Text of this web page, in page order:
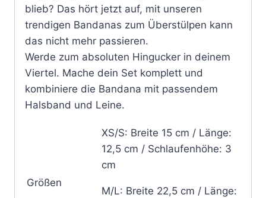
blieb? Das hört jetzt auf, mit unseren
trendigen Bandanas zum Überstülpen kann
das nicht mehr passieren.
Werde zum absoluten Hingucker in deinem
Viertel. Mache dein Set komplett und
kombiniere die Bandana mit passendem
Halsband und Leine.
Größen
XS/S: Breite 15 cm / Länge:
12,5 cm / Schlaufenhöhe: 3
cm
M/L: Breite 22,5 cm / Länge: